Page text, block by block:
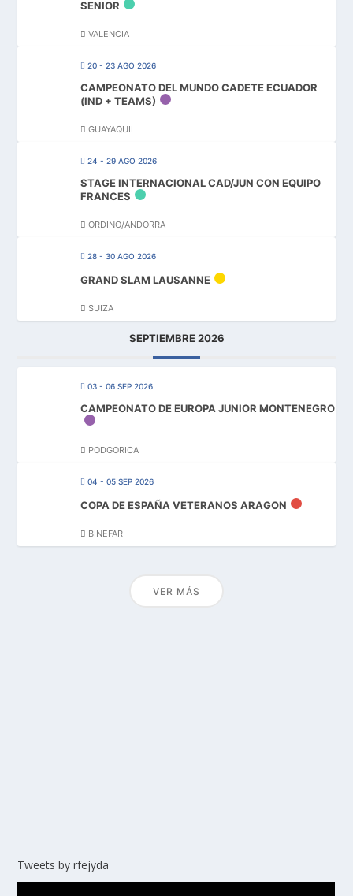
SENIOR
VALENCIA
20 - 23 AGO 2026
CAMPEONATO DEL MUNDO CADETE ECUADOR
(IND + TEAMS)
GUAYAQUIL
24 - 29 AGO 2026
STAGE INTERNACIONAL CAD/JUN CON EQUIPO
FRANCES
ORDINO/ANDORRA
28 - 30 AGO 2026
GRAND SLAM LAUSANNE
SUIZA
SEPTIEMBRE 2026
03 - 06 SEP 2026
CAMPEONATO DE EUROPA JUNIOR MONTENEGRO
PODGORICA
04 - 05 SEP 2026
COPA DE ESPAÑA VETERANOS ARAGON
BINEFAR
VER MÁS
Tweets by rfejyda